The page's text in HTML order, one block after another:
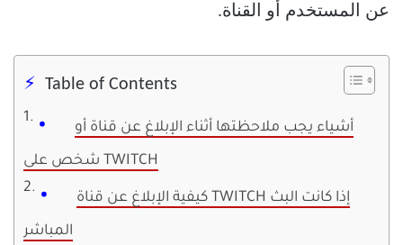
عن المستخدم أو القناة.
Table of Contents
أشياء يجب ملاحظتها أثناء الإبلاغ عن قناة أو
شخص على TWITCH
كيفية الإبلاغ عن قناة TWITCH إذا كانت البث
المباشر